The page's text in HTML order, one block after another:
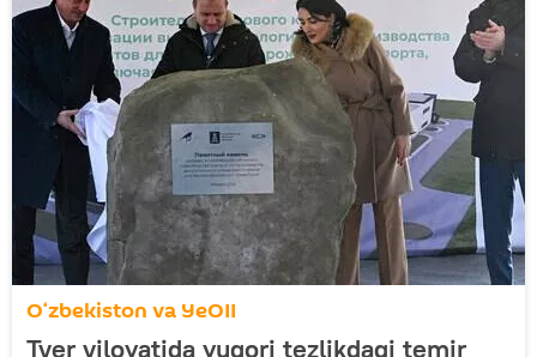
O‘zbekiston va YeOII
Tver viloyatida yuqori tezlikdagi temir